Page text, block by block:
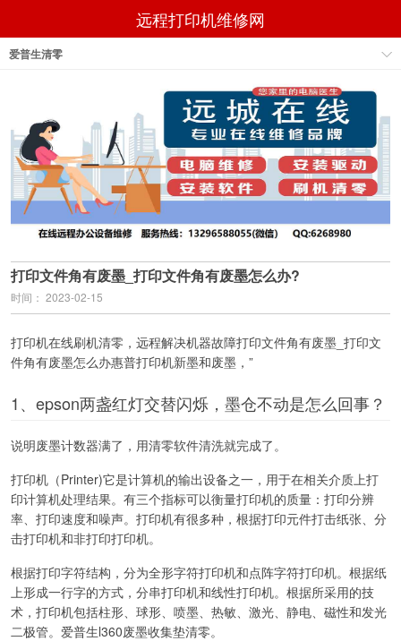
远程打印机维修网
爱普生清零
打印文件角有废墨_打印文件角有废墨怎么办?
时间： 2023-02-15
打印机在线刷机清零，远程解决机器故障打印文件角有废墨_打印文
件角有废墨怎么办惠普打印机新墨和废墨，”
1、epson两盏红灯交替闪烁，墨仓不动是怎么回事？
说明废墨计数器满了，用清零软件清洗就完成了。
打印机（Printer)它是计算机的输出设备之一，用于在相关介质上打
印计算机处理结果。有三个指标可以衡量打印机的质量：打印分辨
率、打印速度和噪声。打印机有很多种，根据打印元件打击纸张、分
击打印机和非打印打印机。
根据打印字符结构，分为全形字符打印机和点阵字符打印机。根据纸
上形成一行字的方式，分串打印机和线性打印机。根据所采用的技
术，打印机包括柱形、球形、喷墨、热敏、激光、静电、磁性和发光
二极管。爱普生l360废墨收集垫清零。